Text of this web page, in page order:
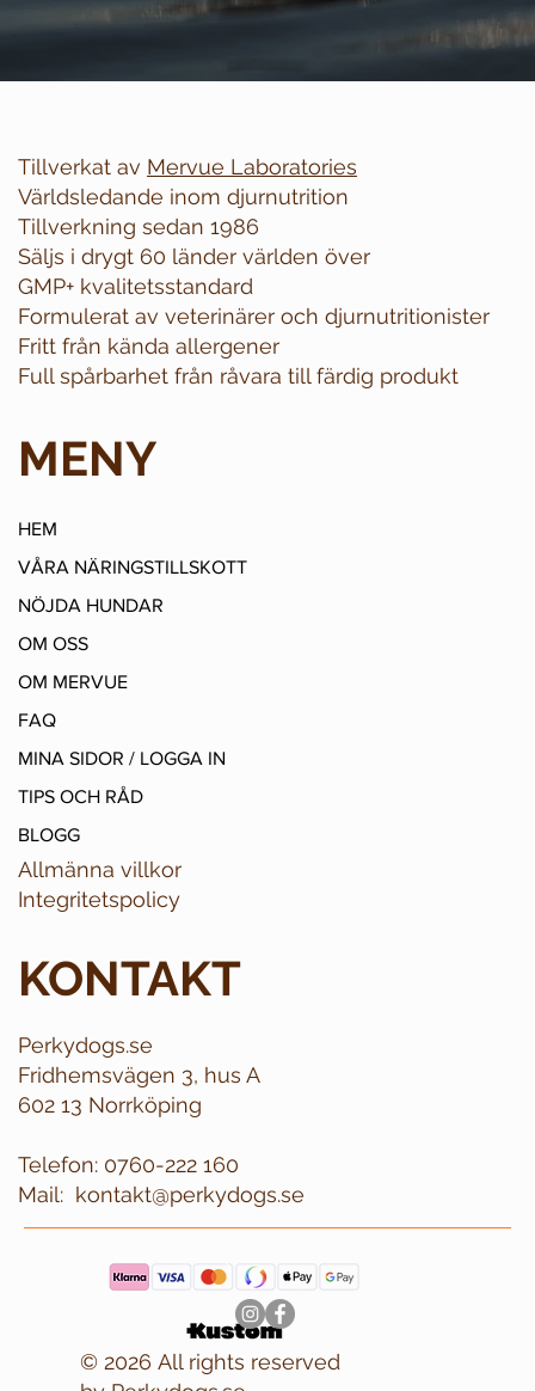
Tillverkat av Mervue Laboratories
Världsledande inom djurnutrition
Tillverkning sedan 1986
Säljs i drygt 60 länder världen över
GMP+ kvalitetsstandard
Formulerat av veterinärer och djurnutritionister
Fritt från kända allergener
Full spårbarhet från råvara till färdig produkt
MENY
HEM
VÅRA NÄRINGSTILLSKOTT
NÖJDA HUNDAR
OM OSS
OM MERVUE
FAQ
MINA SIDOR / LOGGA IN
TIPS OCH RÅD
BLOGG
Allmänna villkor
Integritetspolicy
KONTAKT
Perkydogs.se
Fridhemsvägen 3, hus A
602 13 Norrköping
Telefon: 0760-222 160
kontakt@perkydogs.se
Mail:
© 2026 All rights reserved